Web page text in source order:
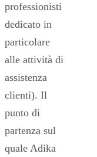
professionisti
dedicato in
particolare
alle attività di
assistenza
clienti). Il
punto di
partenza sul
quale Adika